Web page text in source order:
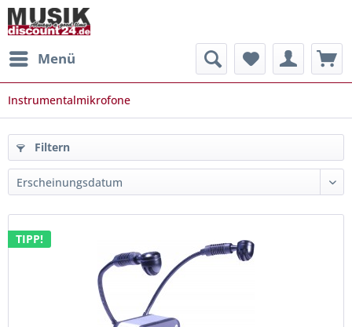
Menü
Instrumentalmikrofone
Filtern
TIPP!